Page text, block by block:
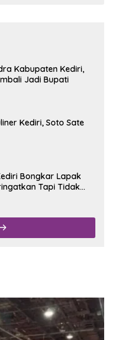
Kabupaten Kediri,
Jadi Bupati
Kediri, Soto Sate
Bongkar Lapak
Tapi Tidak